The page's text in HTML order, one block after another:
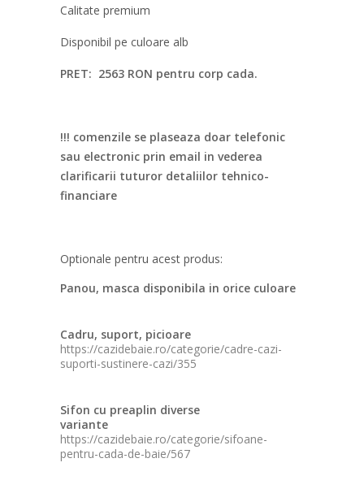
Calitate premium
Disponibil pe culoare alb
PRET: 2563 RON pentru corp cada.
!!! comenzile se plaseaza doar telefonic
sau electronic prin email in vederea
clarificarii tuturor detaliilor tehnico-
financiare
Optionale pentru acest produs:
Panou, masca disponibila in orice culoare
Cadru, suport, picioare
https://cazidebaie.ro/categorie/cadre-cazi-
suporti-sustinere-cazi/355
Sifon cu preaplin diverse
variante
https://cazidebaie.ro/categorie/sifoane-
pentru-cada-de-baie/567